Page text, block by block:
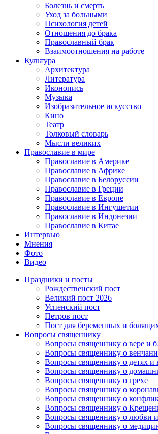
Болезнь и смерть
Уход за больными
Психология детей
Отношения до брака
Православный брак
Взаимоотношения на работе
Культура
Архитектура
Литература
Иконопись
Музыка
Изобразительное искусство
Кино
Театр
Толковый словарь
Мысли великих
Православие в мире
Православие в Америке
Православие в Африке
Православие в Белоруссии
Православие в Греции
Православие в Европе
Православие в Ингушетии
Православие в Индонезии
Православие в Китае
Интервью
Мнения
Фото
Видео
Праздники и посты
Рождественский пост
Великий пост 2026
Успенский пост
Петров пост
Пост для беременных и
Вопросы священнику
Вопросы священнику о вере и
Вопросы священнику о
Вопросы священнику о детях и
Вопросы священнику о
Вопросы священнику о грехе
Вопросы священнику о
Вопросы священнику о
Вопросы священнику о
Вопросы священнику о любви
Вопросы священнику о